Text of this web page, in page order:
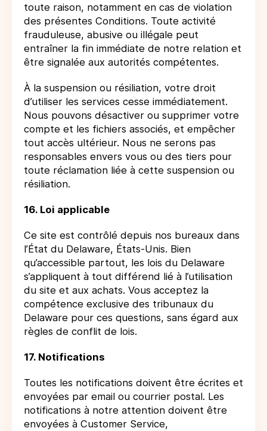
toute raison, notamment en cas de violation
des présentes Conditions. Toute activité
frauduleuse, abusive ou illégale peut
entraîner la fin immédiate de notre relation et
être signalée aux autorités compétentes.
À la suspension ou résiliation, votre droit
d’utiliser les services cesse immédiatement.
Nous pouvons désactiver ou supprimer votre
compte et les fichiers associés, et empêcher
tout accès ultérieur. Nous ne serons pas
responsables envers vous ou des tiers pour
toute réclamation liée à cette suspension ou
résiliation.
16. Loi applicable
Ce site est contrôlé depuis nos bureaux dans
l’État du Delaware, États-Unis. Bien
qu’accessible partout, les lois du Delaware
s’appliquent à tout différend lié à l’utilisation
du site et aux achats. Vous acceptez la
compétence exclusive des tribunaux du
Delaware pour ces questions, sans égard aux
règles de conflit de lois.
17. Notifications
Toutes les notifications doivent être écrites et
envoyées par email ou courrier postal. Les
notifications à notre attention doivent être
envoyées à Customer Service,